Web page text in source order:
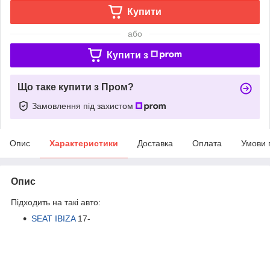
Купити
або
Купити з
Що таке купити з Пром?
Замовлення під захистом
Опис Характеристики Доставка Оплата Умови
Опис
Підходить на такі авто:
SEAT IBIZA17-